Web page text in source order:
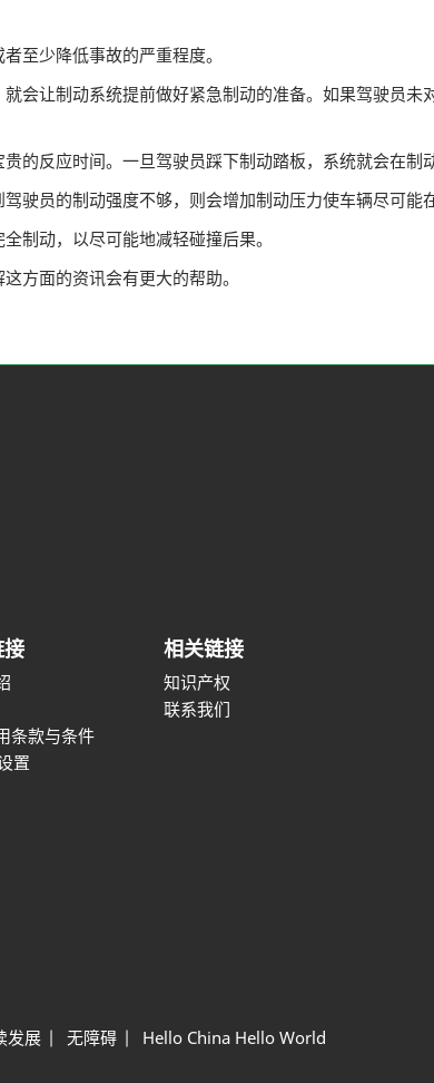
至少降低事故的严重程度。
会让制动系统提前做好紧急制动的准备。如果驾驶员
的反应时间。一旦驾驶员踩下制动踏板，系统就会在制
驶员的制动强度不够，则会增加制动压力使车辆尽可能
制动，以尽可能地减轻碰撞后果。
方面的资讯会有更大的帮助。
条款与条件
置
相关链接
知识产权
联系我们
发展 无障碍 Hello China Hello World